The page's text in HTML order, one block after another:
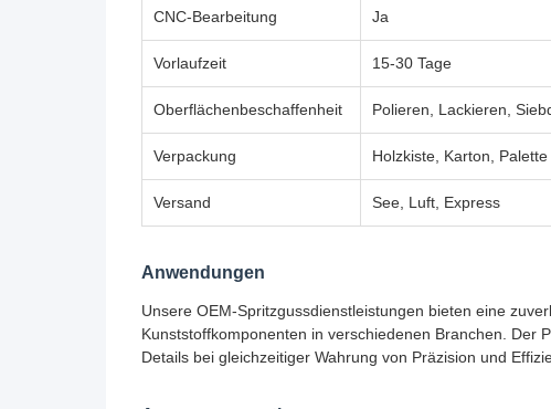
CNC-Bearbeitung Ja
Vorlaufzeit 15-30 Tage
Oberflächenbeschaffenheit Polieren, Lackieren,
Verpackung Holzkiste, Karton, Palette
Versand See, Luft, Express
Anwendungen
Unsere OEM-Spritzgussdienstleistungen bieten eine
Kunststoffkomponenten in verschiedenen Branchen. Der
Details bei gleichzeitiger Wahrung von Präzision und